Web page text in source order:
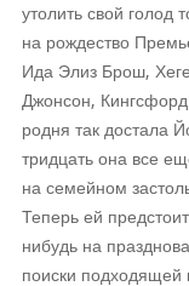
утолить свой голод
на рождество
Ида Элиз Брош,
Джонсон,
родня так достала
тридцать она все
на семейном
Теперь ей
нибудь на
поиски подходящей